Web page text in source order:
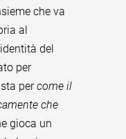
che va
al
del
per
sta percome il
che
gioca un